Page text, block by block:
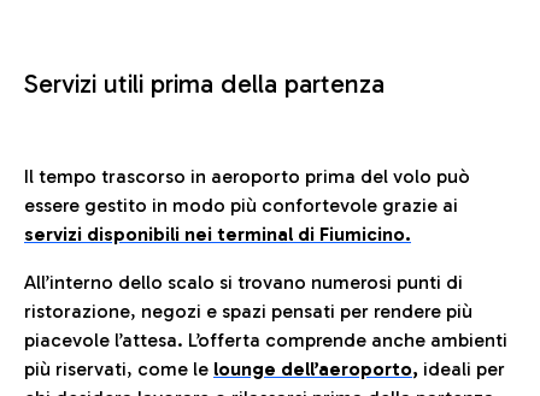
Servizi utili prima della partenza
Il tempo trascorso in aeroporto prima del volo può
essere gestito in modo più confortevole grazie ai
servizi disponibili nei terminal di Fiumicino.
All’interno dello scalo si trovano numerosi punti di
ristorazione, negozi e spazi pensati per rendere più
piacevole l’attesa. L’offerta comprende anche ambienti
più riservati, come le lounge dell’aeroporto, ideali per